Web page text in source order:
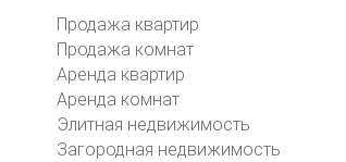
Продажа квартир
Продажа комнат
Аренда квартир
Аренда комнат
Элитная недвижимость
Загородная недвижимость